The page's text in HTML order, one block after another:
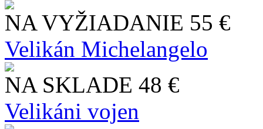
NA VYŽIADANIE 55 €
Velikán Michelangelo
NA SKLADE 48 €
Velikáni vojen